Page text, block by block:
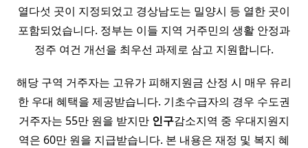
열다섯 곳이 지정되었고 경상남도는 밀양시 등 열한 곳이
포함되었습니다. 정부는 이들 지역 거주민의 생활 안정과
정주 여건 개선을 최우선 과제로 삼고 지원합니다.
해당 구역 거주자는 고유가 피해지원금 산정 시 매우 유리
한 우대 혜택을 제공받습니다. 기초수급자의 경우 수도권
거주자는 55만 원을 받지만 인구감소지역 중 우대지원지
역은 60만 원을 지급받습니다. 본 내용은 재정 및 복지 혜